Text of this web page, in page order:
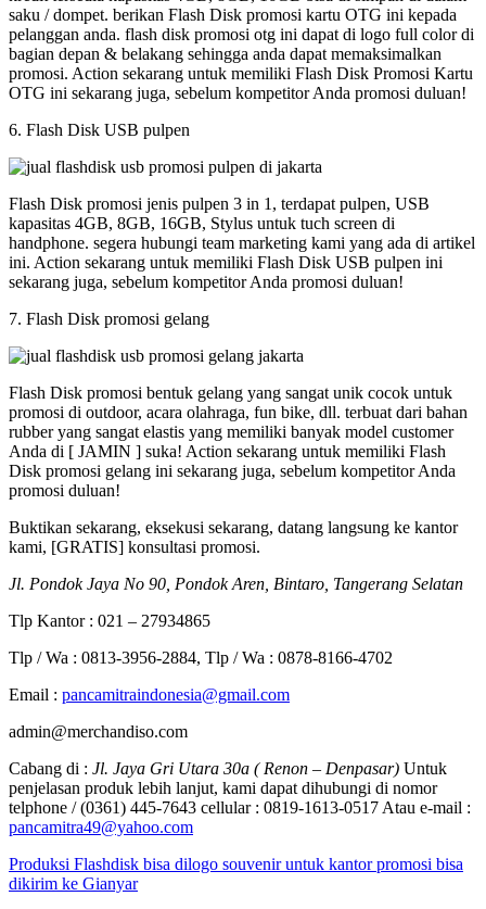
saku / dompet. berikan Flash Disk promosi kartu OTG ini kepada
pelanggan anda. flash disk promosi otg ini dapat di logo full color di
bagian depan & belakang sehingga anda dapat memaksimalkan
promosi. Action sekarang untuk memiliki Flash Disk Promosi Kartu
OTG ini sekarang juga, sebelum kompetitor Anda promosi duluan!
6. Flash Disk USB pulpen
Flash Disk promosi jenis pulpen 3 in 1, terdapat pulpen, USB
kapasitas 4GB, 8GB, 16GB, Stylus untuk tuch screen di
handphone. segera hubungi team marketing kami yang ada di artikel
ini. Action sekarang untuk memiliki Flash Disk USB pulpen ini
sekarang juga, sebelum kompetitor Anda promosi duluan!
7. Flash Disk promosi gelang
Flash Disk promosi bentuk gelang yang sangat unik cocok untuk
promosi di outdoor, acara olahraga, fun bike, dll. terbuat dari bahan
rubber yang sangat elastis yang memiliki banyak model customer
Anda di [ JAMIN ] suka! Action sekarang untuk memiliki Flash
Disk promosi gelang ini sekarang juga, sebelum kompetitor Anda
promosi duluan!
Buktikan sekarang, eksekusi sekarang, datang langsung ke kantor
kami, [GRATIS] konsultasi promosi.
Jl. Pondok Jaya No 90, Pondok Aren, Bintaro, Tangerang Selatan
Tlp Kantor : 021 – 27934865
Tlp / Wa : 0813-3956-2884, Tlp / Wa : 0878-8166-4702
Email : pancamitraindonesia@gmail.com
admin@merchandiso.com
Cabang di : Jl. Jaya Gri Utara 30a ( Renon – Denpasar) Untuk
penjelasan produk lebih lanjut, kami dapat dihubungi di nomor
telphone / (0361) 445-7643 cellular : 0819-1613-0517 Atau e-mail :
pancamitra49@yahoo.com
Produksi Flashdisk bisa dilogo souvenir untuk kantor promosi bisa
dikirim ke Gianyar